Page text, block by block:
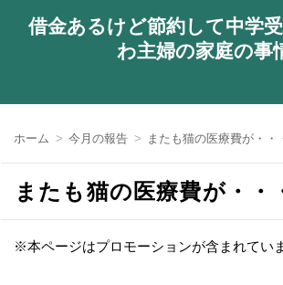
借金あるけど節約して中学
わ主婦の家庭の事
ホーム 今月の報告 またも猫の医療費が・・
またも猫の医療費が・・
※本ページはプロモーションが含まれていま